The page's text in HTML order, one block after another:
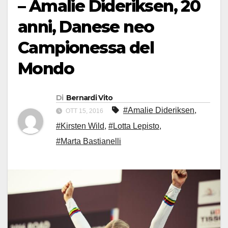
– Amalie Dideriksen, 20
anni, Danese neo
Campionessa del
Mondo
Di Bernardi Vito
OTT 15, 2016 #Amalie Dideriksen,
#Kirsten Wild, #Lotta Lepisto,
#Marta Bastianelli